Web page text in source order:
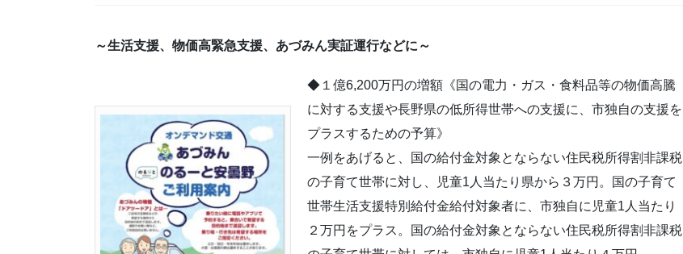
～生活支援、物価高緊急支援、あづみん実証運行などに～
◆１億6,200万円の増額《国の電力・ガス・食料品等の物価高騰
に対する支援や長野県の低所得世帯への支援に、市独自の支援を
プラスするための予算》
一例をあげると、国の給付金対象とならない住民税所得割非課税
の子育て世帯に対し、児童1人当たり県から３万円。国の子育て
世帯生活支援特別給付金給付対象者に、市独自に児童1人当たり
２万円をプラス。国の給付金対象とならない住民税所得割非課税